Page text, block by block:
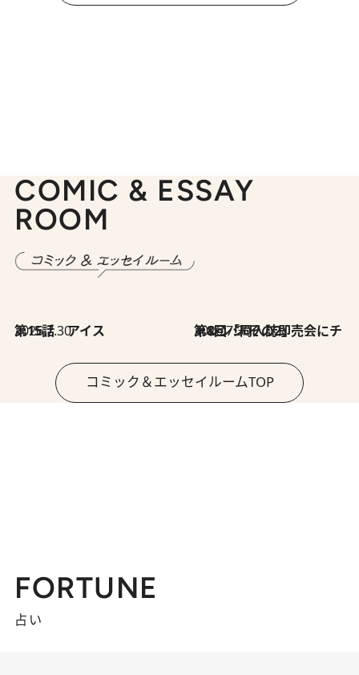
COMIC & ESSAY
ROOM
2026.7.30
第15話 アイス 2026.7.30
第8回「同人誌即売会にチャレンジ その2」
コミック＆エッセイルームTOP
FORTUNE
占い